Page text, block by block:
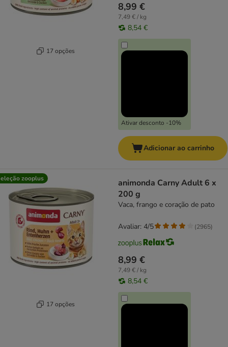
17 opções
8,99 €
7,49 € / kg
8,54 €
Ativar desconto -10%
Adicionar ao carrinho
zooplus
17 opções
animonda Carny Adult 6 x
200 g
Vaca, frango e coração de pato
8,99 €
7,49 € / kg
8,54 €
Avaliar: 4/5 (2965)